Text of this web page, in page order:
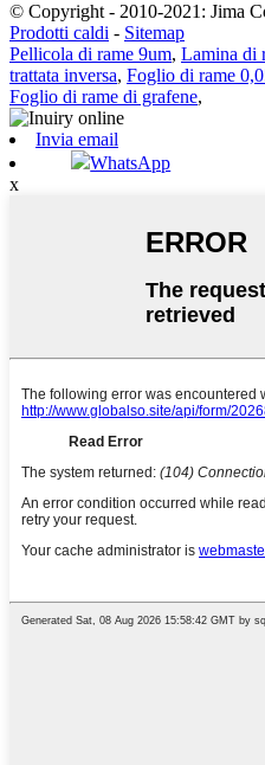
© Copyright - 2010-2021: Jima
Prodotti caldi - Sitemap
Pellicola di rame 9um, Lamina di
trattata inversa, Foglio di rame
Foglio di rame di grafene,
Invia email
WhatsApp
x